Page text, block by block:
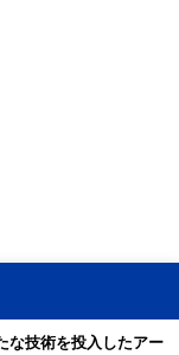
な技術を投入したアー